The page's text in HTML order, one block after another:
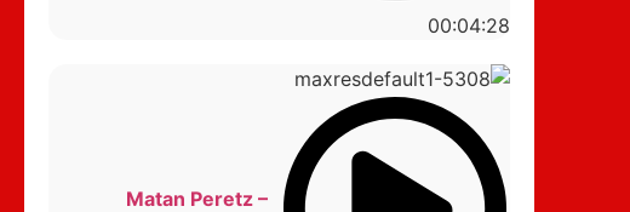
00:04:28
Matan Peretz –